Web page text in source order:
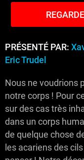
PRÉSENTÉ PAR:
Eric Trudel
Nous ne voudrions
notre corps ! Pour
sur des cas très
dans un corps
de quelque chose
les acariens des